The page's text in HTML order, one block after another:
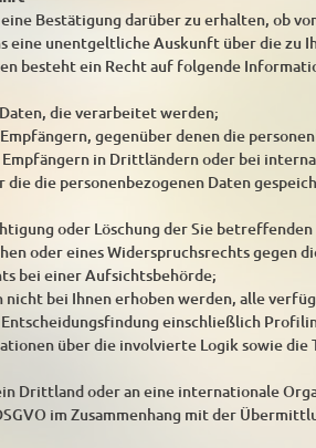
Bestätigung darüber zu erhalten, ob
eine unentgeltliche Auskunft über die
besteht ein Recht auf folgende
die verarbeitet werden;
gegenüber denen die
in Drittländern oder bei
die die personenbezogenen Daten
oder Löschung der Sie
oder eines Widerspruchsrechts gegen
bei einer Aufsichtsbehörde;
nicht bei Ihnen erhoben werden, alle
einschließlich
über die involvierte Logik sowie
Drittland oder an eine internationale
im Zusammenhang mit der